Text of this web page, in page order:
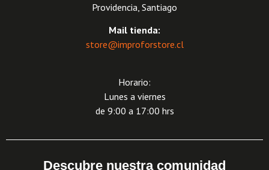
Providencia, Santiago
Mail tienda:
store@improforstore.cl
Horario:
Lunes a viernes
de 9:00 a 17:00 hrs
Descubre nuestra comunidad